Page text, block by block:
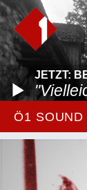
JETZT:
Ö1 SOUND